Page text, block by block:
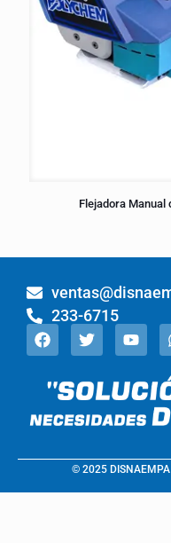
Flejadora Manual
233-6715
© 2025